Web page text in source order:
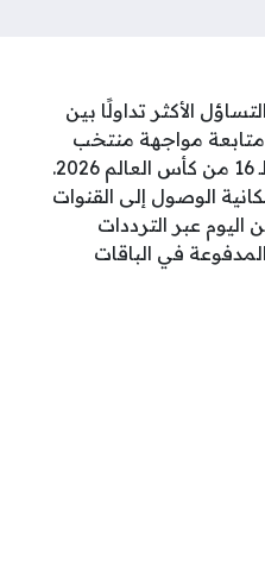
الأكثر تداولًا بين
متابعة مواجهة منتخب
مصر ضد الأرجنتين في دور الـ 16 من كأس العالم 2026.
الوصول إلى القنوات
اليوم عبر الترددات
في الباقات